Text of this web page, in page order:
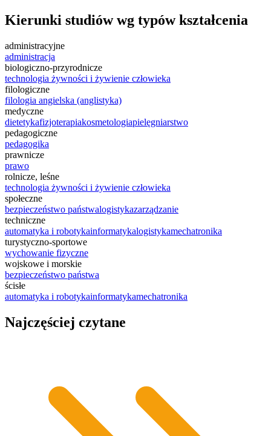
Kierunki studiów wg typów kształcenia
administracyjne
administracja
biologiczno-przyrodnicze
technologia żywności i żywienie człowieka
filologiczne
filologia angielska (anglistyka)
medyczne
dietetykafizjoterapiakosmetologiapielęgniarstwo
pedagogiczne
pedagogika
prawnicze
prawo
rolnicze, leśne
technologia żywności i żywienie człowieka
społeczne
bezpieczeństwo państwalogistykazarządzanie
techniczne
automatyka i robotykainformatykalogistykamechatronika
turystyczno-sportowe
wychowanie fizyczne
wojskowe i morskie
bezpieczeństwo państwa
ścisłe
automatyka i robotykainformatykamechatronika
Najczęściej czytane